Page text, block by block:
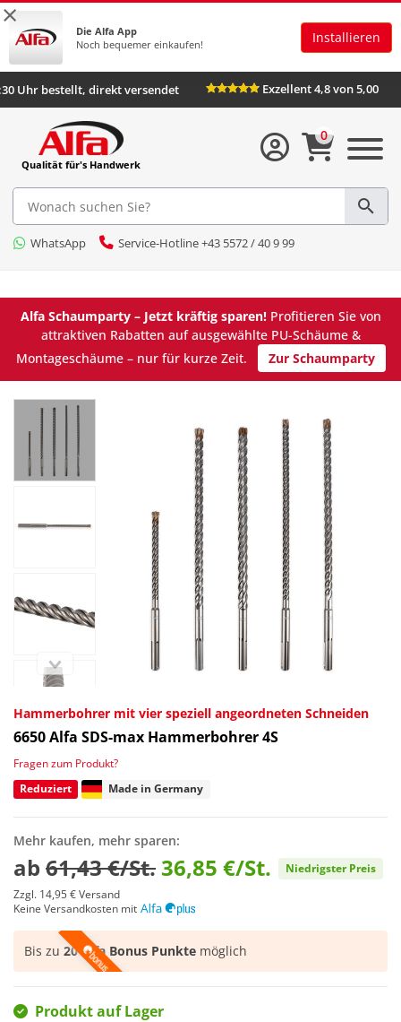
×
Die Alfa App
Noch bequemer einkaufen!
Installieren
Uhr bestellt, direkt versendet Exzellent 4,8 von 5,00
Qualität für's Handwerk
WhatsApp Service-Hotline +43 5572 / 40 9 99
0
Alfa Schaumparty – Jetzt kräftig sparen!Profitieren Sie von
attraktiven Rabatten auf ausgewählte PU-Schäume &
Montageschäume – nur für kurze Zeit.
Zur Schaumparty
Hammerbohrer mit vier speziell angeordneten Schneiden
6650Alfa SDS-max Hammerbohrer 4S
Fragen zum Produkt?
Reduziert
Made in Germany
Mehr kaufen, mehr sparen:
ab 61,43 €/St. 36,85 €/St.
Niedrigster Preis
Zzgl. 14,95 €Versand
Keine Versandkosten mit
Bis zu 20 Alfa Bonus Punkte möglich
Produkt auf Lager